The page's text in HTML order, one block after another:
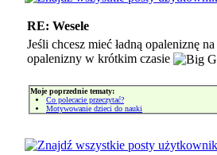
RE: Wesele
Jeśli chcesz mieć ładną opaleniznę
opalenizny w krótkim czasie
Moje poprzednie tematy:
Co polecacie przeczytać?
Motywowanie dzieci do nauki